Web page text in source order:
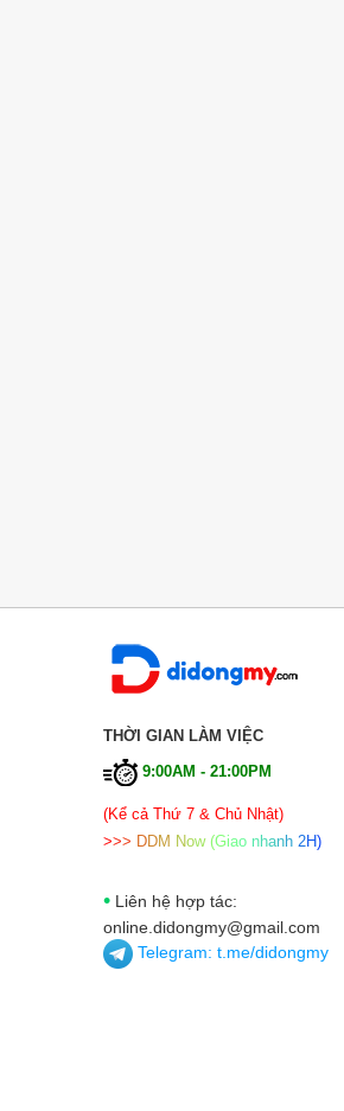
THỜI GIAN LÀM VIỆC
9:00AM - 21:00PM
(Kể cả Thứ 7 & Chủ Nhật)
>>> DDM Now (Giao nhanh 2H)
• Liên hệ hợp tác:
online.didongmy@gmail.com
Telegram: t.me/didongmy